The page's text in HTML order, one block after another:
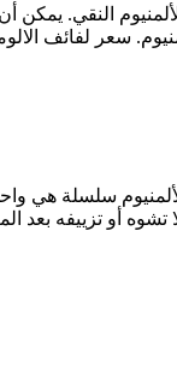
لفائف الألمنيوم من خلال الكشف